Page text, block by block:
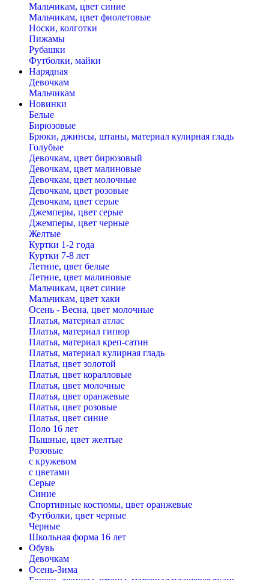
Мальчикам, цвет синие
Мальчикам, цвет фиолетовые
Носки, колготки
Пижамы
Рубашки
Футболки, майки
Нарядная
Девочкам
Мальчикам
Новинки
Белые
Бирюзовые
Брюки, джинсы, штаны, материал кулирная гладь
Голубые
Девочкам, цвет бирюзовый
Девочкам, цвет малиновые
Девочкам, цвет молочные
Девочкам, цвет розовые
Девочкам, цвет серые
Джемперы, цвет серые
Джемперы, цвет черные
Желтые
Куртки 1-2 года
Куртки 7-8 лет
Летние, цвет белые
Летние, цвет малиновые
Мальчикам, цвет синие
Мальчикам, цвет хаки
Осень - Весна, цвет молочные
Платья, материал атлас
Платья, материал гипюр
Платья, материал креп-сатин
Платья, материал кулирная гладь
Платья, цвет золотой
Платья, цвет коралловые
Платья, цвет молочные
Платья, цвет оранжевые
Платья, цвет розовые
Платья, цвет синие
Поло 16 лет
Пышные, цвет желтые
Розовые
с кружевом
с цветами
Серые
Синие
Спортивные костюмы, цвет оранжевые
Футболки, цвет черные
Черные
Школьная форма 16 лет
Обувь
Девочкам
Осень-Зима